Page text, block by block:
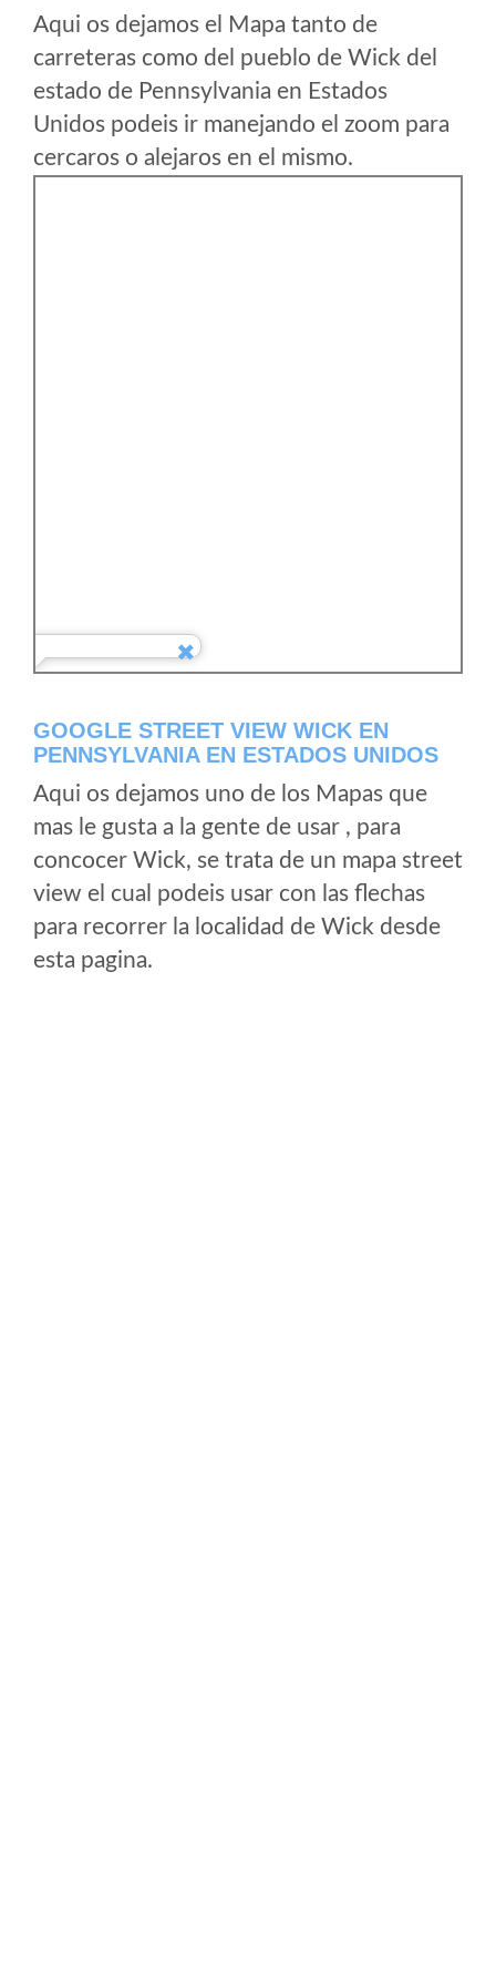
Aqui os dejamos el Mapa tanto de
carreteras como del pueblo de Wick del
estado de Pennsylvania en Estados
Unidos podeis ir manejando el zoom para
cercaros o alejaros en el mismo.
GOOGLE STREET VIEW WICK EN
PENNSYLVANIA EN ESTADOS UNIDOS
Aqui os dejamos uno de los Mapas que
mas le gusta a la gente de usar , para
concocer Wick, se trata de un mapa street
view el cual podeis usar con las flechas
para recorrer la localidad de Wick desde
esta pagina.